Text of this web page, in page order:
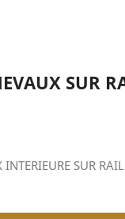
SUR
INTERIEURE SUR RAIL